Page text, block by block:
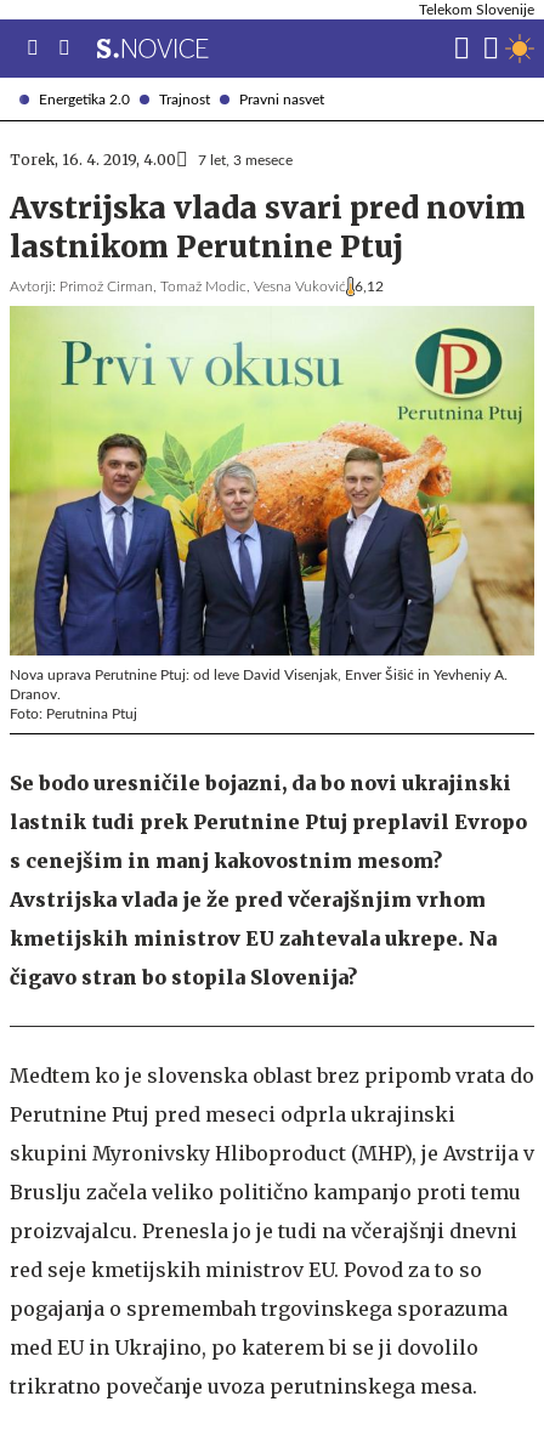
Energetika 2.0 Trajnost Pravni nasvet
Telekom Slovenije
Torek, 16. 4. 2019, 4.00 7 let, 3 mesece
Avstrijska vlada svari pred novim
lastnikom Perutnine Ptuj
Avtorji: Primož Cirman, Tomaž Modic, Vesna Vuković 6,12
Nova uprava Perutnine Ptuj: od leve David Visenjak, Enver Šišić in Yevheniy A.
Dranov.
Foto: Perutnina Ptuj
Se bodo uresničile bojazni, da bo novi ukrajinski
lastnik tudi prek Perutnine Ptuj preplavil Evropo
s cenejšim in manj kakovostnim mesom?
Avstrijska vlada je že pred včerajšnjim vrhom
kmetijskih ministrov EU zahtevala ukrepe. Na
čigavo stran bo stopila Slovenija?
Medtem ko je slovenska oblast brez pripomb vrata do
Perutnine Ptuj pred meseci odprla ukrajinski
skupini Myronivsky Hliboproduct (MHP), je Avstrija v
Bruslju začela veliko politično kampanjo proti temu
proizvajalcu. Prenesla jo je tudi na včerajšnji dnevni
red seje kmetijskih ministrov EU. Povod za to so
pogajanja o spremembah trgovinskega sporazuma
med EU in Ukrajino, po katerem bi se ji dovolilo
trikratno povečanje uvoza perutninskega mesa.